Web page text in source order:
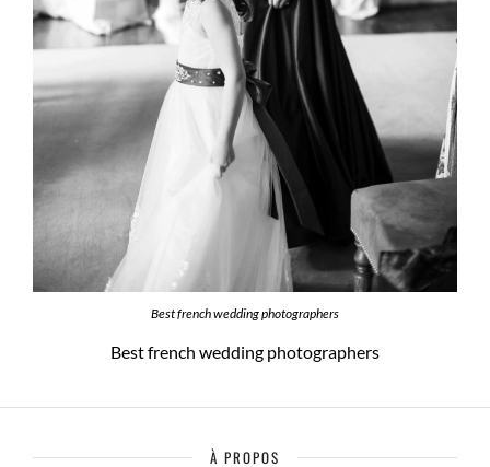
Best french wedding photographers
Best french wedding photographers
À PROPOS